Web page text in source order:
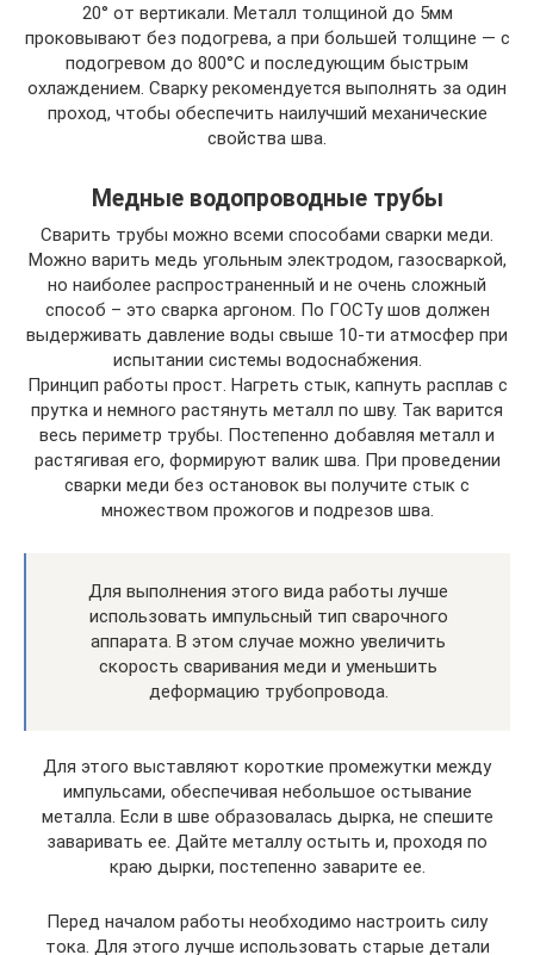
20° от вертикали. Металл толщиной до 5мм
проковывают без подогрева, а при большей толщине — с
подогревом до 800°С и последующим быстрым
охлаждением. Сварку рекомендуется выполнять за один
проход, чтобы обеспечить наилучший механические
свойства шва.
Медные водопроводные трубы
Сварить трубы можно всеми способами сварки меди.
Можно варить медь угольным электродом, газосваркой,
но наиболее распространенный и не очень сложный
способ – это сварка аргоном. По ГОСТу шов должен
выдерживать давление воды свыше 10-ти атмосфер при
испытании системы водоснабжения.
Принцип работы прост. Нагреть стык, капнуть расплав с
прутка и немного растянуть металл по шву. Так варится
весь периметр трубы. Постепенно добавляя металл и
растягивая его, формируют валик шва. При проведении
сварки меди без остановок вы получите стык с
множеством прожогов и подрезов шва.
Для выполнения этого вида работы лучше
использовать импульсный тип сварочного
аппарата. В этом случае можно увеличить
скорость сваривания меди и уменьшить
деформацию трубопровода.
Для этого выставляют короткие промежутки между
импульсами, обеспечивая небольшое остывание
металла. Если в шве образовалась дырка, не спешите
заваривать ее. Дайте металлу остыть и, проходя по
краю дырки, постепенно заварите ее.
Перед началом работы необходимо настроить силу
тока. Для этого лучше использовать старые детали